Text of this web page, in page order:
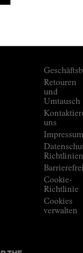
Retouren
und
Umtausch
uns
Impressum
Richtlinien
Cookie-
Richtlinie
Cookies
verwalten